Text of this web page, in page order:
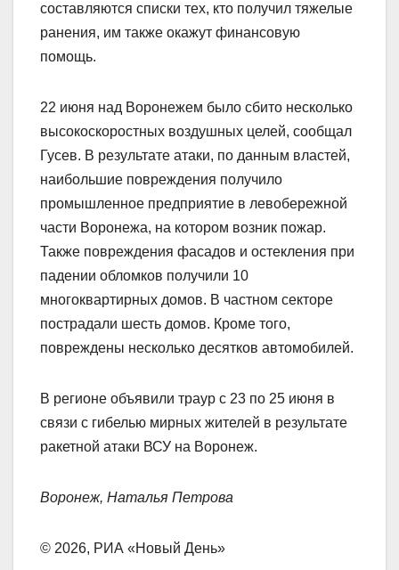
составляются списки тех, кто получил тяжелые
ранения, им также окажут финансовую
помощь.
22 июня над Воронежем было сбито несколько
высокоскоростных воздушных целей, сообщал
Гусев. В результате атаки, по данным властей,
наибольшие повреждения получило
промышленное предприятие в левобережной
части Воронежа, на котором возник пожар.
Также повреждения фасадов и остекления при
падении обломков получили 10
многоквартирных домов. В частном секторе
пострадали шесть домов. Кроме того,
повреждены несколько десятков автомобилей.
В регионе объявили траур с 23 по 25 июня в
связи с гибелью мирных жителей в результате
ракетной атаки ВСУ на Воронеж.
Воронеж, Наталья Петрова
© 2026, РИА «Новый День»